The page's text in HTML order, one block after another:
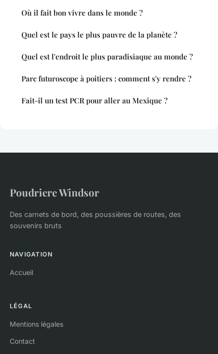
Où il fait bon vivre dans le monde ?
Quel est le pays le plus pauvre de la planète ?
Quel est l'endroit le plus paradisiaque au monde ?
Parc futuroscope à poitiers : comment s'y rendre ?
Fait-il un test PCR pour aller au Mexique ?
Poudriere Windsor
Des carnets de bord, des poussières de routes, des
souvenirs bruts
NAVIGATION
Accueil
LÉGAL
Mentions légales
Contact